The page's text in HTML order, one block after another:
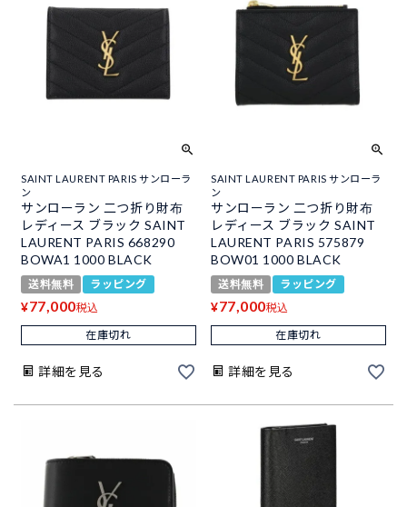
SAINT LAURENT PARIS サンローラ
ン
サンローラン 二つ折り財布
レディース ブラック SAINT
LAURENT PARIS 668290
BOWA1 1000 BLACK
送料無料 ラッピング
¥77,000税込
在庫切れ
詳細を見る
SAINT LAURENT PARIS サンローラ
ン
サンローラン 二つ折り財布
レディース ブラック SAINT
LAURENT PARIS 575879
BOW01 1000 BLACK
送料無料 ラッピング
¥77,000税込
在庫切れ
詳細を見る